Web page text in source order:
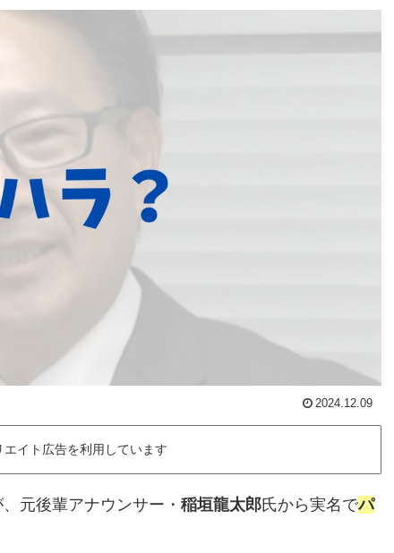
2024.12.09
イト広告を利用しています
元後輩アナウンサー・ 稲垣龍太郎氏から実名でパ